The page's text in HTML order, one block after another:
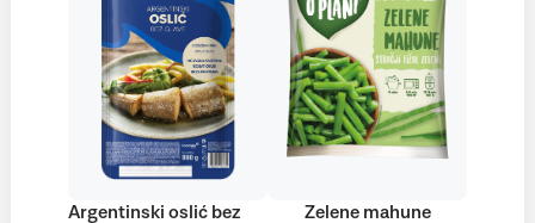
Argentinski oslić bez
Zelene mahune